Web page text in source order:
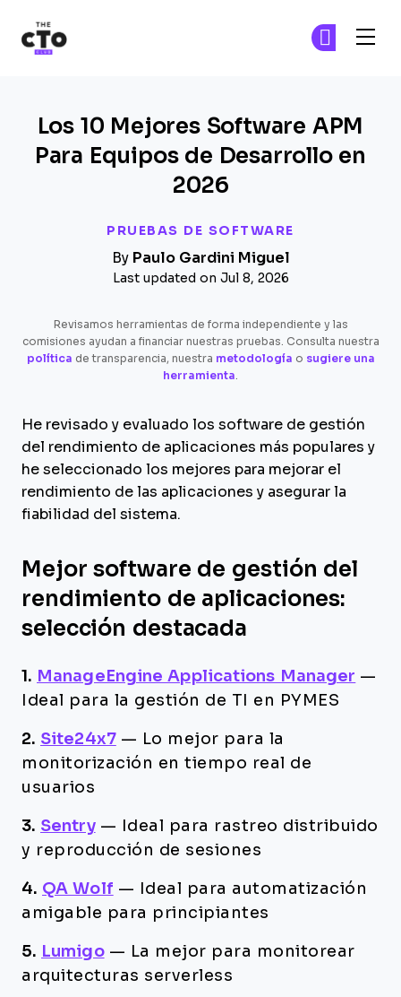
PRUEBAS DE SOFTWARE
Los 10 Mejores Software APM
Para Equipos de Desarrollo en
2026
By Paulo Gardini Miguel
Last updated on Jul 8, 2026
Revisamos herramientas de forma independiente y las
comisiones ayudan a financiar nuestras pruebas. Consulta nuestra
política de transparencia, nuestra metodología o sugiere una
herramienta.
He revisado y evaluado los software de gestión
del rendimiento de aplicaciones más populares y
he seleccionado los mejores para mejorar el
rendimiento de las aplicaciones y asegurar la
fiabilidad del sistema.
Mejor software de gestión del
rendimiento de aplicaciones:
selección destacada
1. ManageEngine Applications Manager —
Ideal para la gestión de TI en PYMES
2. Site24x7 — Lo mejor para la
monitorización en tiempo real de
usuarios
3. Sentry —
Ideal para rastreo distribuido
y reproducción de sesiones
4. QA Wolf —
Ideal para automatización
amigable para principiantes
5. Lumigo — La mejor para monitorear
arquitecturas serverless